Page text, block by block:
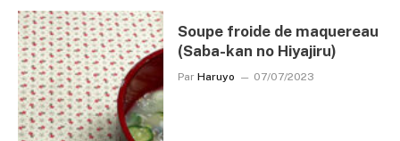
Soupe froide de maquereau
(Saba-kan no Hiyajiru)
Par Haruyo 07/07/2023